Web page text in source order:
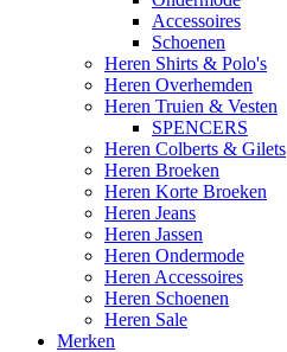
Accessoires
Schoenen
Heren Shirts & Polo's
Heren Overhemden
Heren Truien & Vesten
SPENCERS
Heren Colberts & Gilets
Heren Broeken
Heren Korte Broeken
Heren Jeans
Heren Jassen
Heren Ondermode
Heren Accessoires
Heren Schoenen
Heren Sale
Merken